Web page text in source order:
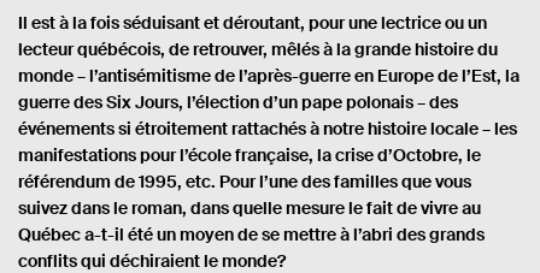
v
r
e
:
i
é
a
g
e
Il est à la fois séduisant et déroutant, pour une lectrice ou un
lecteur québécois, de retrouver, mêlés à la grande histoire du
monde – l’antisémitisme de l’après-guerre en Europe de l’Est, la
guerre des Six Jours, l’élection d’un pape polonais – des
événements si étroitement rattachés à notre histoire locale – les
manifestations pour l’école française, la crise d’Octobre, le
référendum de 1995, etc. Pour l’une des familles que vous
suivez dans le roman, dans quelle mesure le fait de vivre au
Québec a-t-il été un moyen de se mettre à l’abri des grands
conflits qui déchiraient le monde?